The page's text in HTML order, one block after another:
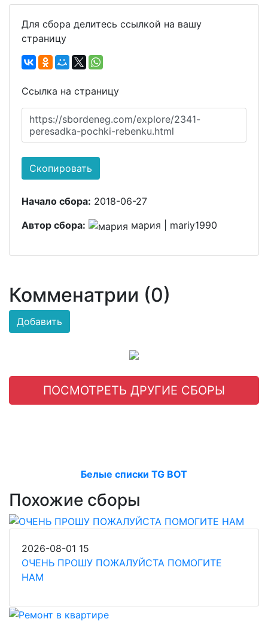
Для сбора делитесь ссылкой на вашу
страницу
Ссылка на страницу
https://sbordeneg.com/explore/2341-
peresadka-pochki-rebenku.html
Скопировать
Начало сбора: 2018-06-27
Автор сбора:
мария | mariy1990
Комменатрии (0)
Добавить
ПОСМОТРЕТЬ ДРУГИЕ СБОРЫ
Белые списки TG BOT
Похожие сборы
2026-08-01 15
ОЧЕНЬ ПРОШУ ПОЖАЛУЙСТА ПОМОГИТЕ
НАМ